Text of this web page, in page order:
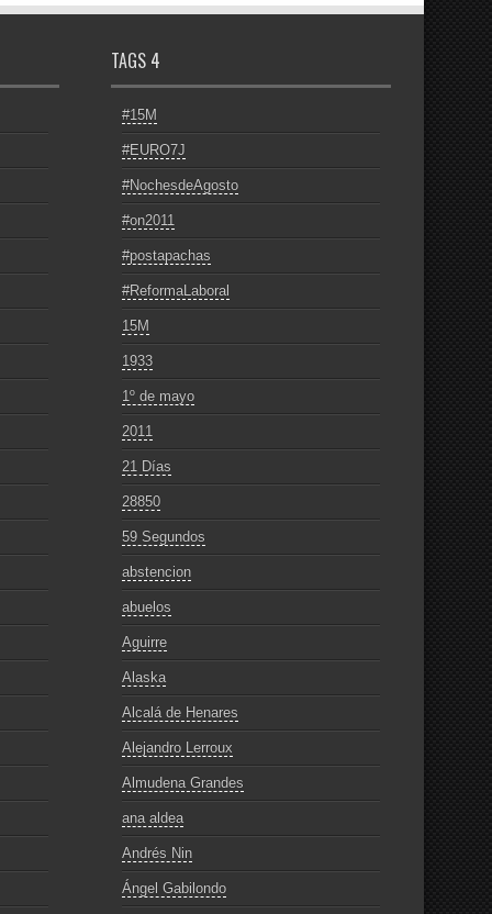
TAGS 4
#15M
#EURO7J
#NochesdeAgosto
#on2011
#postapachas
#ReformaLaboral
15M
1933
1º de mayo
2011
21 Días
28850
59 Segundos
abstencion
abuelos
Aguirre
Alaska
Alcalá de Henares
Alejandro Lerroux
Almudena Grandes
ana aldea
Andrés Nin
Ángel Gabilondo